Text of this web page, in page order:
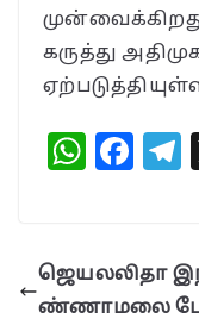
கருத்து
W
s
A
F
e
b
ஜெயலலிதா
ண்ணாமலை